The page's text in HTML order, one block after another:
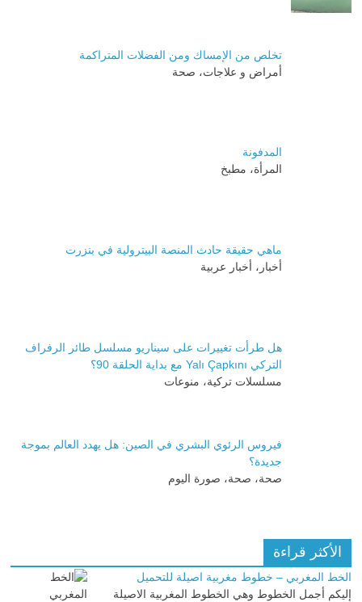
تخلص من الإمساك ومن الفضلات المتراكمة
أمراض و علاجات، صحة
المدفونة
المرأة، مطبخ
ماهي حقيقة حادث المنصة البيترولية في بنزرت
أخبار، أخبار عربية
هل طرأت تغييرات على سيناريو مسلسل طائر الرفراف
التركي Yalı Çapkını مع بداية الحلقة 90؟
مسلسلات تركية، منوعات
فيروس الرئوي البشري في الصين: هل يهدد العالم بموجة
جديدة؟
صحة، صحة، صورة اليوم
الأكثر قراءة
الخط المغربي – خطوط مغربية اصيلة للتحميل
إليكم أجمل الخطوط وهي الخطوط المغربية الاصيلة